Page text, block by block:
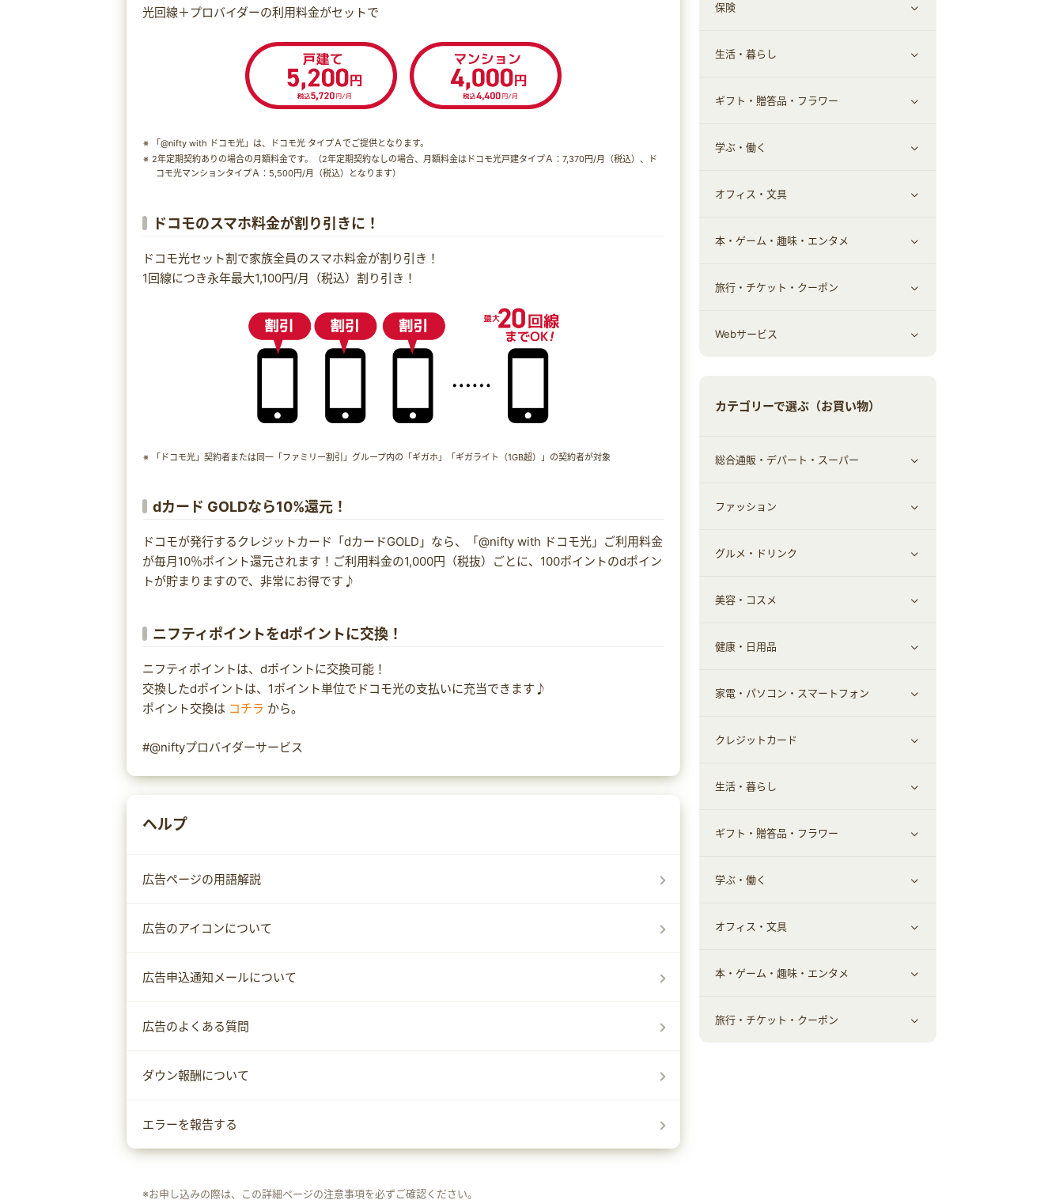
光回線＋プロバイダーの利用料金がセットで
「@nifty with ドコモ光」は、ドコモ光 タイプＡでご提供となります。
2年定期契約ありの場合の月額料金です。（2年定期契約なしの場合、月額料金はドコモ光戸建タイプＡ：7,370円/月（税込）、ド
コモ光マンションタイプＡ：5,500円/月（税込）となります）
ドコモのスマホ料金が割り引きに！
ドコモ光セット割で家族全員のスマホ料金が割り引き！
1回線につき永年最大1,100円/月（税込）割り引き！
「ドコモ光」契約者または同一「ファミリー割引」グループ内の「ギガホ」「ギガライト（1GB超）」の契約者が対象
dカード GOLDなら10%還元！
ドコモが発行するクレジットカード「dカードGOLD」なら、「@nifty with ドコモ光」ご利用料金
が毎月10％ポイント還元されます！ご利用料金の1,000円（税抜）ごとに、100ポイントのdポイン
トが貯まりますので、非常にお得です♪
ニフティポイントをdポイントに交換！
ニフティポイントは、dポイントに交換可能！
交換したdポイントは、1ポイント単位でドコモ光の支払いに充当できます♪
ポイント交換は コチラ から。
#@niftyプロバイダーサービス
ヘルプ
広告ページの用語解説
広告のアイコンについて
広告申込通知メールについて
広告のよくある質問
ダウン報酬について
エラーを報告する
※お申し込みの際は、この詳細ページの注意事項を必ずご確認ください。
スマホ・携帯電話・SIM
定額制有料コンテンツ
証券
仮想通貨
その他投資
銀行・ネット銀行
キャッシング・ローン
その他金融
保険
すべて見る
保険相談・面談
生活・暮らし
すべて見る
住まい・暮らし
不動産
引越し
エコ・エネルギー
車情報・カーシェア・レンタル
ギフト・贈答品・フラワー
すべて見る
ギフト・贈答品
学ぶ・働く
すべて見る
習い事・学習・学校
仕事・転職
オフィス・文具
すべて見る
オフィス・文具
本・ゲーム・趣味・エンタメ
すべて見る
ゲーム・趣味
旅行・チケット・クーポン
すべて見る
Webサービス
カテゴリーで選ぶ（お買い物）
総合通販・デパート・スーパー
すべて見る
総合通販
デパート・スーパー
ファッション
すべて見る
ファッション
インナー・下着
靴・フットウェア
小物・かばん
スーツ・フォーマル
グルメ・ドリンク
すべて見る
グルメ
ドリンク
お酒
食材宅配
美容・コスメ
すべて見る
スキンケア
メイクアップ
ヘアケア
メンズ美容
美容・ダイエット用品
脱毛用品
美容食品
健康・日用品
すべて見る
健康食品｜青汁・飲料
健康食品｜乳酸菌・ケフィア
健康食品｜その他
スポーツ・フィットネス
日用品・薬局・からだ
家電・パソコン・スマートフォン
すべて見る
家電・パソコン・ソフトウェア
スマホ・携帯電話・SIM
クレジットカード
すべて見る
クレジットカード
生活・暮らし
すべて見る
車情報・カーシェア・レンタル
お役立ち
生活雑貨・家具インテリア
赤ちゃん・こども・マタニティ
ギフト・贈答品・フラワー
すべて見る
ギフト・贈答品
フラワー
学ぶ・働く
すべて見る
習い事・学習・学校
オフィス・文具
すべて見る
オフィス・文具
本・ゲーム・趣味・エンタメ
すべて見る
旅行・チケット・クーポン